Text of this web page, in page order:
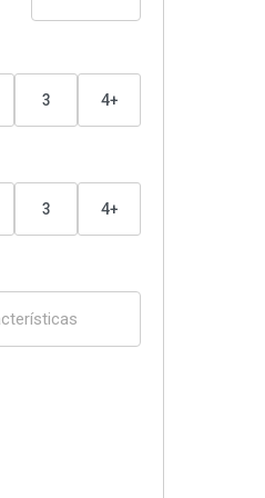
3 4+
3 4+